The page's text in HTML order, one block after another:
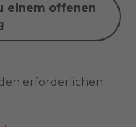
einem offenen
erforderlichen